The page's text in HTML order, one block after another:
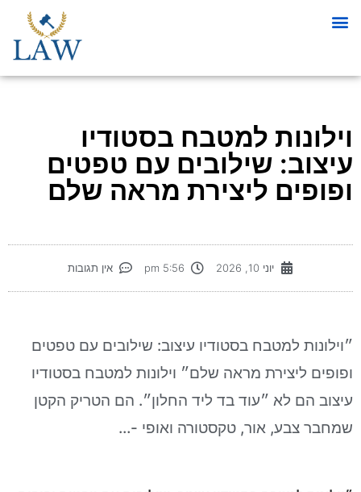
וילונות למטבח בסטודיו
עיצוב: שילובים עם טפטים
ופופים ליצירת מראה שלם
יוני 10, 2026 5:56 pm אין תגובות
״וילונות למטבח בסטודיו עיצוב: שילובים עם טפטים
ופופים ליצירת מראה שלם״ וילונות למטבח בסטודיו
עיצוב הם לא ״עוד בד ליד החלון״. הם הטריק הקטן
שמחבר צבע, אור, טקסטורה ואופי -…